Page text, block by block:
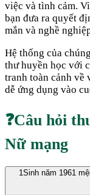
việc và tình cảm.
bạn đưa ra quyết
mắn và nghề
Hệ thống của
thư huyền học với
tranh toàn cảnh về
dễ ứng dụng vào
❓Câu hỏi
Nữ mạng
1Sinh năm 1961